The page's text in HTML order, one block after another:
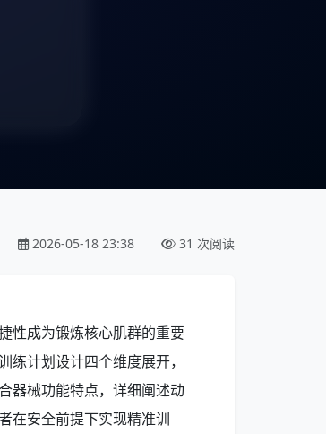
2026-05-18 23:38 31 次阅读
性成为锻炼核心肌群的重要
计划设计四个维度展开，
器械功能特点，详细阐述动
在安全前提下实现精准训